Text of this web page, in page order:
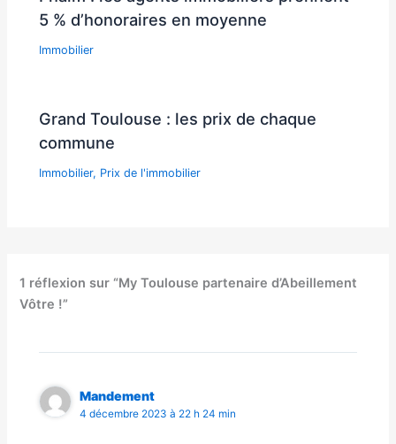
5 % d’honoraires en moyenne
Immobilier
Grand Toulouse : les prix de chaque
commune
Immobilier, Prix de l'immobilier
1 réflexion sur “My Toulouse partenaire d’Abeillement
Vôtre !”
Mandement
4 décembre 2023 à 22 h 24 min